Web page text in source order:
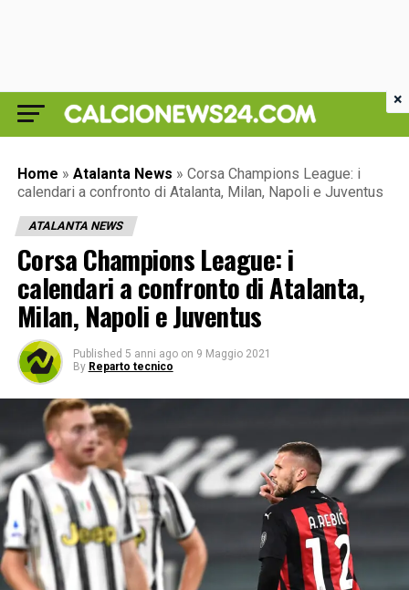
Home » Atalanta News » Corsa Champions League: i
calendari a confronto di Atalanta, Milan, Napoli e Juventus
ATALANTA NEWS
Corsa Champions League: i
calendari a confronto di Atalanta,
Milan, Napoli e Juventus
Published 5 anni ago on 9 Maggio 2021
By Reparto tecnico
×